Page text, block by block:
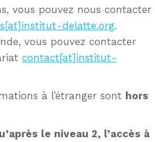
vous pouvez nous contacter
delatte.org.
vous pouvez contacter
contact[at]institut-
à l’étranger sont hors
le niveau 2, l’accès à